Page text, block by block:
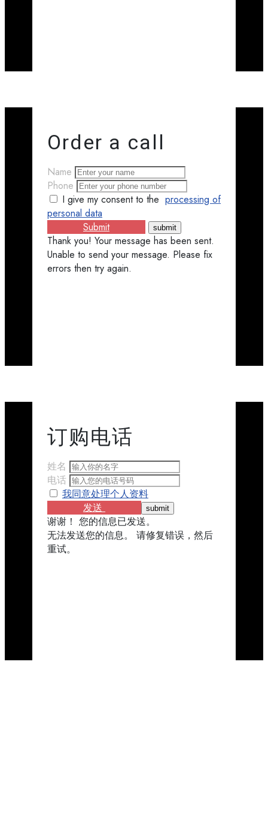
Order a call
Name
Phone
I give my consent to the processing of
personal data
Submit
Thank you! Your message has been sent.
Unable to send your message. Please fix
errors then try again.
订购​​电话
姓名
电话
我同意处理个人资料
发送
谢谢！ 您的信息已发送。
无法发送您的信息。 请修复错误，然后
重试。